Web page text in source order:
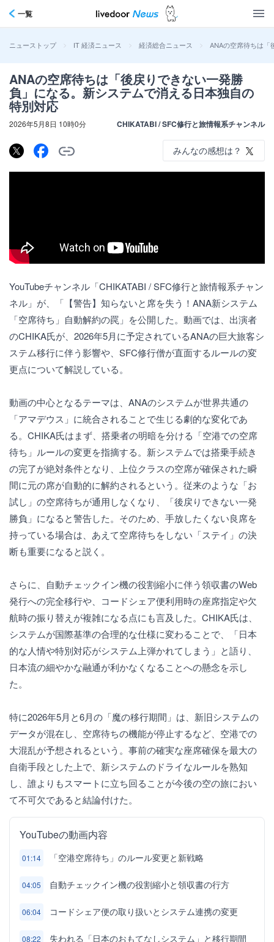
一覧
ニューストップ > IT 経済ニュース > 経済総合ニュース > ANAの空席待ちは「
ANAの空席待ちは「後戻りできない一発勝
負」になる。新システムで消える日本独自の
特別対応
2026年5月8日 10時0分 CHIKATABI / SFC修行と旅情報系チャンネル
みんなの感想は？
YouTubeチャンネル「CHIKATABI / SFC修行と旅情報系チャン
ネル」が、「【警告】知らないと席を失う！ANA新システム
「空席待ち」自動解約の罠」を公開した。動画では、出演者
のCHIKA氏が、2026年5月に予定されているANAの巨大旅客シ
ステム移行に伴う影響や、SFC修行僧が直面するルールの変
更点について解説している。
動画の中心となるテーマは、ANAのシステムが世界共通の
「アマデウス」に統合されることで生じる劇的な変化であ
る。CHIKA氏はまず、搭乗者の明暗を分ける「空港での空席
待ち」ルールの変更を指摘する。新システムでは搭乗手続き
の完了が絶対条件となり、上位クラスの空席が確保された瞬
間に元の席が自動的に解約されるという。従来のような「お
試し」の空席待ちが通用しなくなり、「後戻りできない一発
勝負」になると警告した。そのため、手放したくない良席を
持っている場合は、あえて空席待ちをしない「ステイ」の決
断も重要になると説く。
さらに、自動チェックイン機の役割縮小に伴う領収書のWeb
発行への完全移行や、コードシェア便利用時の座席指定や欠
航時の振り替えが複雑になる点にも言及した。CHIKA氏は、
システムが国際基準の合理的な仕様に変わることで、「日本
的な人情や特別対応がシステム上弾かれてしまう」と語り、
日本流の細やかな融通が利かなくなることへの懸念を示し
た。
特に2026年5月と6月の「魔の移行期間」は、新旧システムの
データが混在し、空席待ちの機能が停止するなど、空港での
大混乱が予想されるという。事前の確実な座席確保を最大の
自衛手段とした上で、新システムのドライなルールを熟知
し、誰よりもスマートに立ち回ることが今後の空の旅におい
て不可欠であると結論付けた。
YouTubeの動画内容
01:14 「空港空席待ち」のルール変更と新戦略
04:05 自動チェックイン機の役割縮小と領収書の行方
06:04 コードシェア便の取り扱いとシステム連携の変更
08:22
失われる「日本のおもてなしシステム」と移行期間